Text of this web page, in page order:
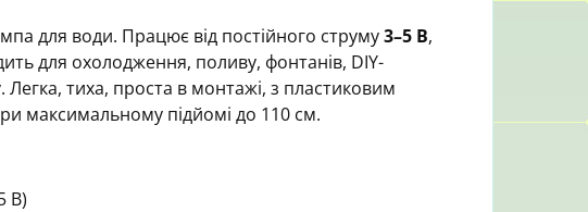
для води. Працює від постійного струму3–5 В,
для охолодження, поливу, фонтанів, DIY-
Легка, тиха, проста в монтажі, з пластиковим
максимальному підйомі до 110 см.
В)